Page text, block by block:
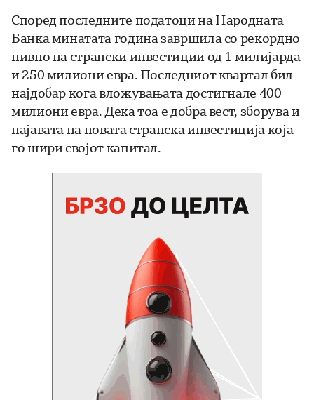
Според последните податоци на Народната
Банка минатата година завршила со рекордно
нивно на странски инвестиции од 1 милијарда
и 250 милиони евра. Последниот квартал бил
најдобар кога вложувањата достигнале 400
милиони евра. Дека тоа е добра вест, зборува и
најавата на новата странска инвестиција која
го шири својот капитал.